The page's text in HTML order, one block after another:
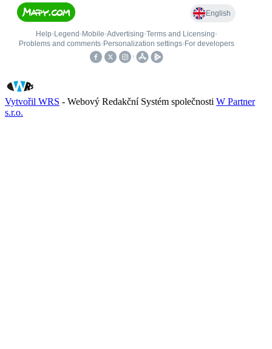
Vytvořil WRS - Webový Redakční Systém společnosti W Partner
s.r.o.